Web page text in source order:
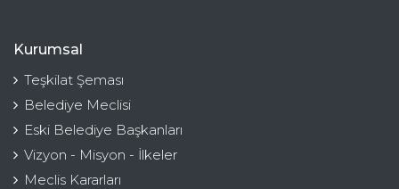
Kurumsal
Teşkilat Şeması
Belediye Meclisi
Eski Belediye Başkanları
Vizyon - Misyon - İlkeler
Meclis Kararları